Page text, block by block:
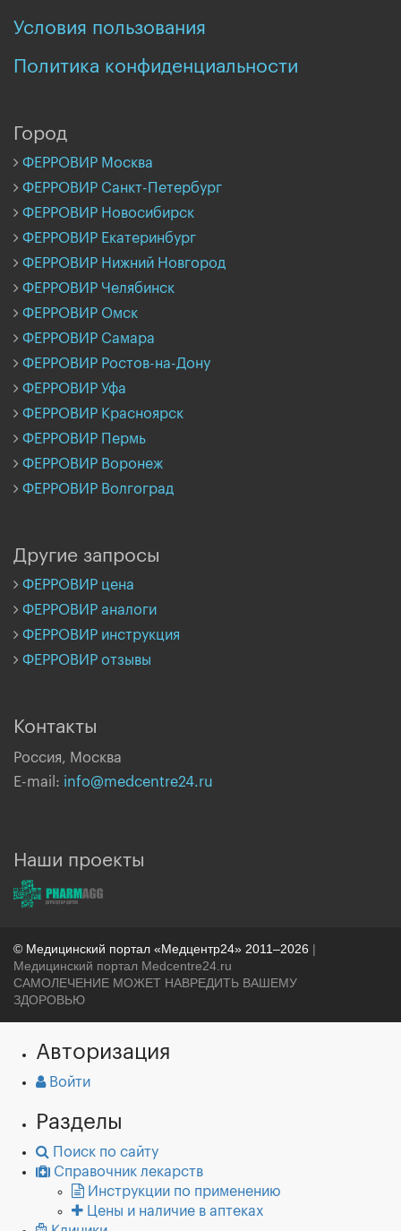
Условия пользования
Политика конфиденциальности
Город
ФЕРРОВИР Москва
ФЕРРОВИР Санкт-Петербург
ФЕРРОВИР Новосибирск
ФЕРРОВИР Екатеринбург
ФЕРРОВИР Нижний Новгород
ФЕРРОВИР Челябинск
ФЕРРОВИР Омск
ФЕРРОВИР Самара
ФЕРРОВИР Ростов-на-Дону
ФЕРРОВИР Уфа
ФЕРРОВИР Красноярск
ФЕРРОВИР Пермь
ФЕРРОВИР Воронеж
ФЕРРОВИР Волгоград
Другие запросы
ФЕРРОВИР цена
ФЕРРОВИР аналоги
ФЕРРОВИР инструкция
ФЕРРОВИР отзывы
Контакты
Россия, Москва
E-mail: info@medcentre24.ru
Наши проекты
© Медицинский портал «Медцентр24» 2011–2026 |
Медицинский портал Medcentre24.ru
САМОЛЕЧЕНИЕ МОЖЕТ НАВРЕДИТЬ ВАШЕМУ
ЗДОРОВЬЮ
Авторизация
Войти
Разделы
Поиск по сайту
Справочник лекарств
Инструкции по применению
Цены и наличие в аптеках